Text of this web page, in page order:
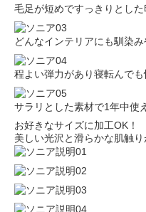
毛足が短めですっきりとした
どんなインテリアにも馴染み
程よい弾力があり寝転んでも
サラリとした素材で1年中使
お好きなサイズに加工OK！
美しい光沢と滑らかな肌触